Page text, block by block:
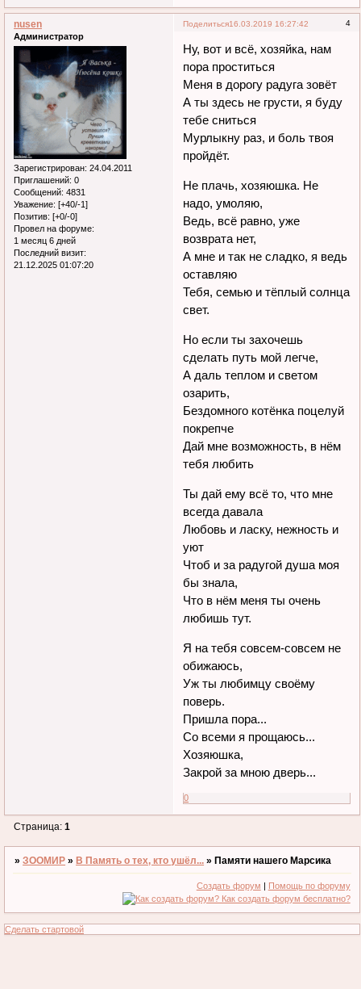
Поделиться 4
16.03.2019 16:27:42
nusen
Администратор
Зарегистрирован: 24.04.2011
Приглашений: 0
Сообщений: 4831
Уважение: [+40/-1]
Позитив: [+0/-0]
Провел на форуме:
1 месяц 6 дней
Последний визит:
21.12.2025 01:07:20
Ну, вот и всё, хозяйка, нам
пора проститься
Меня в дорогу радуга зовёт
А ты здесь не грусти, я буду
тебе сниться
Мурлыкну раз, и боль твоя
пройдёт.
Не плачь, хозяюшка. Не
надо, умоляю,
Ведь, всё равно, уже
возврата нет,
А мне и так не сладко, я ведь
оставляю
Тебя, семью и тёплый солнца
свет.
Но если ты захочешь
сделать путь мой легче,
А даль теплом и светом
озарить,
Бездомного котёнка поцелуй
покрепче
Дай мне возможность, в нём
тебя любить
Ты дай ему всё то, что мне
всегда давала
Любовь и ласку, нежность и
уют
Чтоб и за радугой душа моя
бы знала,
Что в нём меня ты очень
любишь тут.
Я на тебя совсем-совсем не
обижаюсь,
Уж ты любимцу своёму
поверь.
Пришла пора...
Со всеми я прощаюсь...
Хозяюшка,
Закрой за мною дверь...
0
Страница:1
»ЗООМИР »В Память о тех, кто ушёл... »Памяти нашего Марсика
Создать форум Помощь по форуму
Сделать стартовой